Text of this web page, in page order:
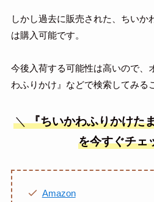
しかし過去に販売された、ちいか
は購入可能です。
今後入荷する可能性は高いので、
わふりかけ』などで検索してみる
＼『ちいかわふりかけた
を今すぐチェ
Amazon